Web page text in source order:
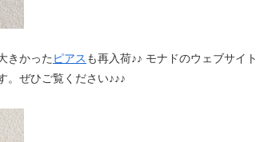
きかった ピアス も再入荷♪♪ モナドのウェブサイト
。ぜひご覧ください♪♪♪